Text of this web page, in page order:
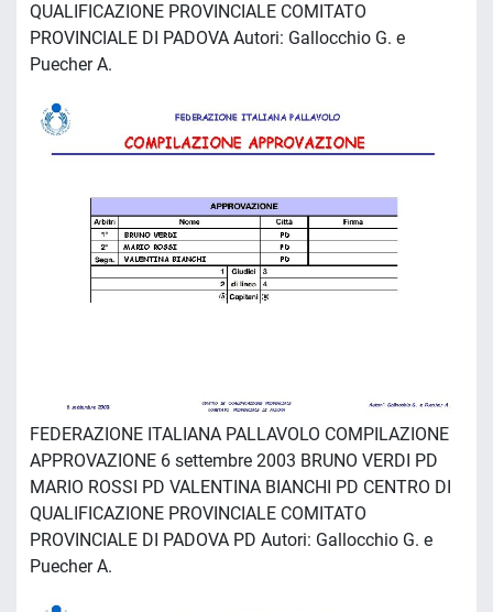
QUALIFICAZIONE PROVINCIALE COMITATO
PROVINCIALE DI PADOVA Autori: Gallocchio G. e
Puecher A.
FEDERAZIONE ITALIANA PALLAVOLO COMPILAZIONE
APPROVAZIONE 6 settembre 2003 BRUNO VERDI PD
MARIO ROSSI PD VALENTINA BIANCHI PD CENTRO DI
QUALIFICAZIONE PROVINCIALE COMITATO
PROVINCIALE DI PADOVA PD Autori: Gallocchio G. e
Puecher A.